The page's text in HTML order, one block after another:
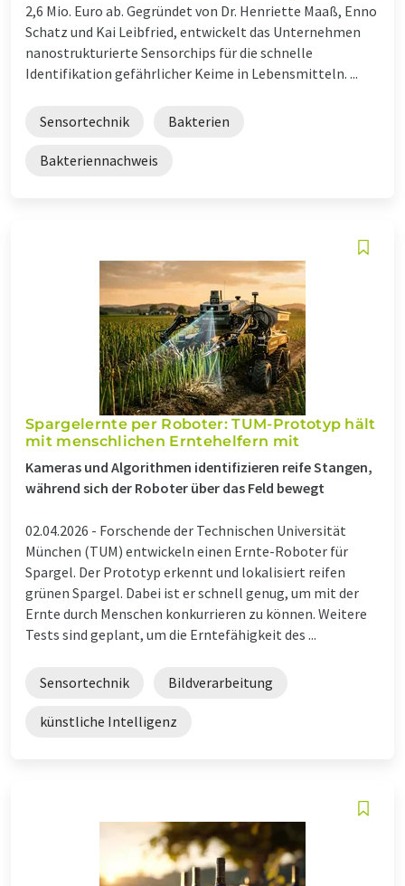
2,6 Mio. Euro ab. Gegründet von Dr. Henriette Maaß, Enno
Schatz und Kai Leibfried, entwickelt das Unternehmen
nanostrukturierte Sensorchips für die schnelle
Identifikation gefährlicher Keime in Lebensmitteln. ...
Sensortechnik Bakterien
Bakteriennachweis
Spargelernte per Roboter: TUM-Prototyp hält
mit menschlichen Erntehelfern mit
Kameras und Algorithmen identifizieren reife Stangen,
während sich der Roboter über das Feld bewegt
02.04.2026 - Forschende der Technischen Universität
München (TUM) entwickeln einen Ernte-Roboter für
Spargel. Der Prototyp erkennt und lokalisiert reifen
grünen Spargel. Dabei ist er schnell genug, um mit der
Ernte durch Menschen konkurrieren zu können. Weitere
Tests sind geplant, um die Erntefähigkeit des ...
Sensortechnik Bildverarbeitung
künstliche Intelligenz